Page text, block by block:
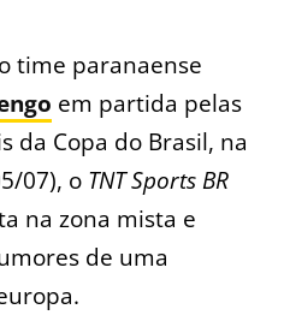
time paranaense
em partida pelas
da Copa do Brasil, na
07), o TNT Sports BR
na zona mista e
de uma